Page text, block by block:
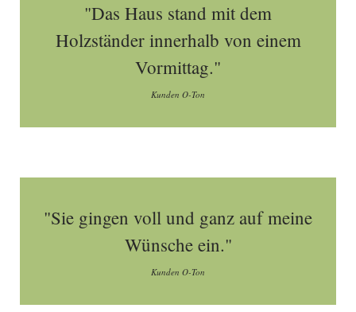
"Das Haus stand mit dem
Holzständer innerhalb von einem
Vormittag."
Kunden O-Ton
"Sie gingen voll und ganz auf meine
Wünsche ein."
Kunden O-Ton